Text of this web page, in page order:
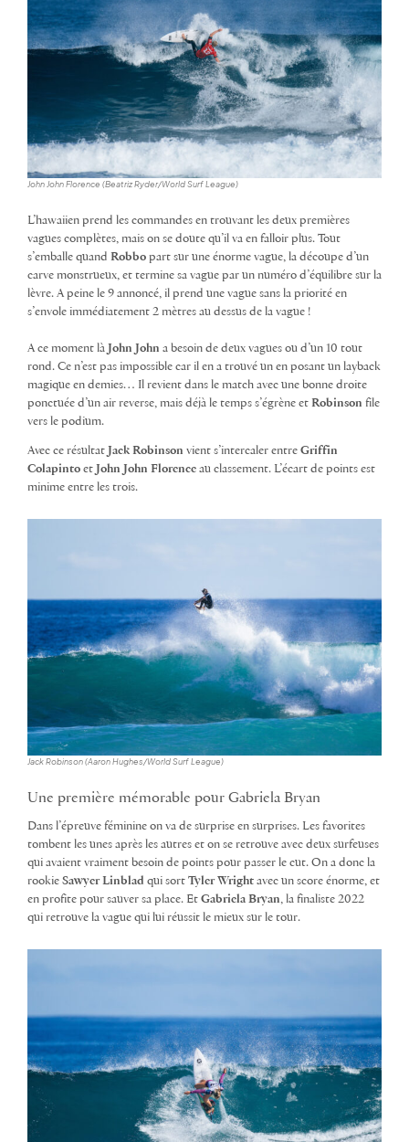
John John Florence (Beatriz Ryder/World Surf League)
L’hawaiien prend les commandes en trouvant les deux premières
vagues complètes, mais on se doute qu’il va en falloir plus. Tout
s’emballe quand Robbo part sur une énorme vague, la découpe d’un
carve monstrueux, et termine sa vague par un numéro d’équilibre sur la
lèvre. A peine le 9 annoncé, il prend une vague sans la priorité en
s’envole immédiatement 2 mètres au dessus de la vague !
A ce moment là John John a besoin de deux vagues ou d’un 10 tout
rond. Ce n’est pas impossible car il en a trouvé un en posant un layback
magique en demies… Il revient dans le match avec une bonne droite
ponctuée d’un air reverse, mais déjà le temps s’égrène et Robinson file
vers le podium.
Avec ce résultat Jack Robinson vient s’intercaler entre Griffin
Colapinto et John John Florence au classement. L’écart de points est
minime entre les trois.
Jack Robinson (Aaron Hughes/World Surf League)
Une première mémorable pour Gabriela Bryan
Dans l’épreuve féminine on va de surprise en surprises. Les favorites
tombent les unes après les autres et on se retrouve avec deux surfeuses
qui avaient vraiment besoin de points pour passer le cut. On a donc la
rookie Sawyer Linblad qui sort Tyler Wright avec un score énorme, et
en profite pour sauver sa place. Et Gabriela Bryan , la finaliste 2022
qui retrouve la vague qui lui réussit le mieux sur le tour.